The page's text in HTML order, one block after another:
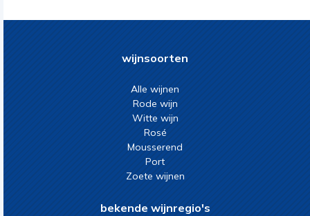
wijnsoorten
Alle wijnen
Rode wijn
Witte wijn
Rosé
Mousserend
Port
Zoete wijnen
bekende wijnregio's